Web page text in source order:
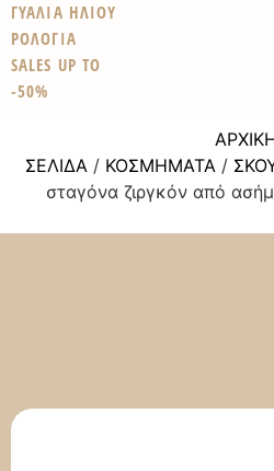
ΓΥΑΛΙΑ ΗΛΙΟΥ
ΡΟΛΟΓΙΑ
SALES UP TO
-50%
ΣΕΛΊΔΑ / ΚΟΣΜΉΜΑΤΑ /
σταγόνα ζιργκόν από